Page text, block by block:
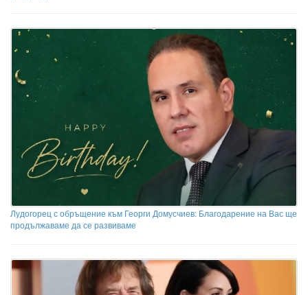
Лудогорец с обръщение към Георги Домусчиев: Благодарение на Вас ще
продължаваме да се развиваме